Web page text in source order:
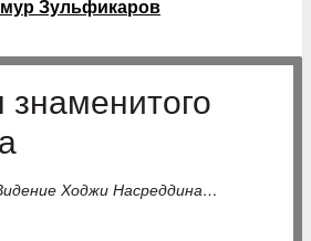
Зульфикаров
Ходжи Насреддина…